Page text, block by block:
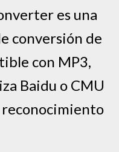
es una
conversión de
con MP3,
Baidu o CMU